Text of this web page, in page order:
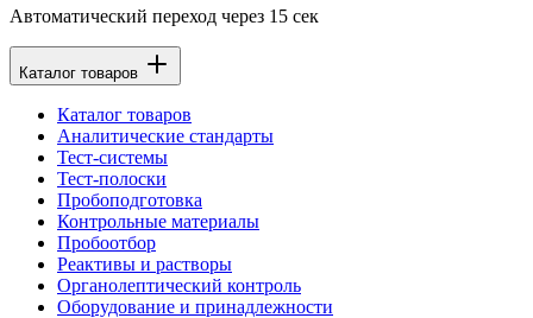
Автоматический переход через 15 сек
Каталог товаров
Каталог товаров
Аналитические стандарты
Тест-системы
Тест-полоски
Пробоподготовка
Контрольные материалы
Пробоотбор
Реактивы и растворы
Органолептический контроль
Оборудование и принадлежности